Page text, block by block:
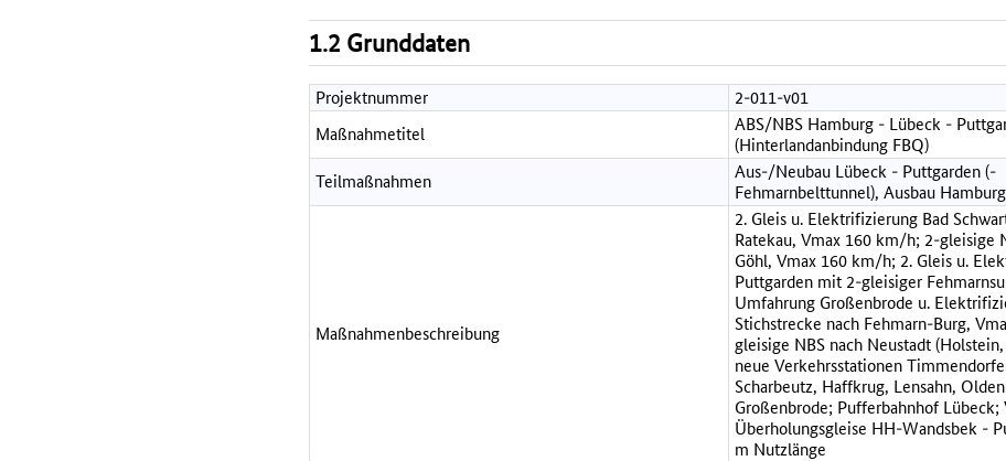
1.2 Grunddaten
Projektnummer
2-011-v01
Maßnahmetitel
ABS/NBS Hamburg - Lübeck -
(Hinterlandanbindung FBQ)
Teilmaßnahmen
Aus-/Neubau Lübeck - Puttgarden (-
Fehmarnbelttunnel), Ausbau
Maßnahmenbeschreibung
2. Gleis u. Elektrifizierung Bad
Ratekau, Vmax 160 km/h; 2-gleisige
Göhl, Vmax 160 km/h; 2. Gleis u.
Puttgarden mit 2-gleisiger
Umfahrung Großenbrode u.
Stichstrecke nach Fehmarn-Burg,
gleisige NBS nach Neustadt
neue Verkehrsstationen
Scharbeutz, Haffkrug, Lensahn,
Großenbrode; Pufferbahnhof Lübeck;
Überholungsgleise HH-Wandsbek -
m Nutzlänge